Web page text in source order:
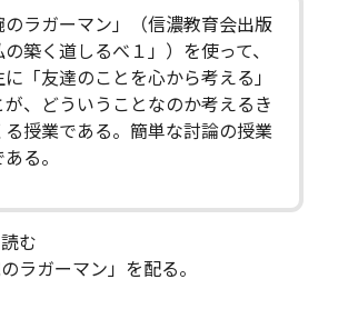
のラガーマン」（信濃教育会出版
築く道しるべ１」）を使って、
「友達のことを心から考える」
が、どういうことなのか考えるき
る授業である。簡単な討論の授業
る。
む
ラガーマン」を配る。